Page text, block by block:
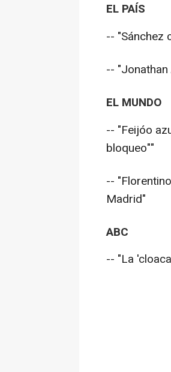
EL PAÍS
-- "Sánchez
--
EL MUNDO
-- "Feijóo
bloqueo""
--
Madrid"
ABC
-- "La